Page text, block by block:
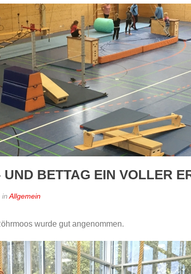
BETTAG EIN VOLLER
in Allgemein
wurde gut angenommen.